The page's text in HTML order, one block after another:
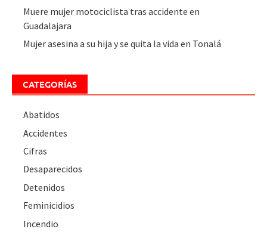
Muere mujer motociclista tras accidente en
Guadalajara
Mujer asesina a su hija y se quita la vida en Tonalá
CATEGORÍAS
Abatidos
Accidentes
Cifras
Desaparecidos
Detenidos
Feminicidios
Incendio